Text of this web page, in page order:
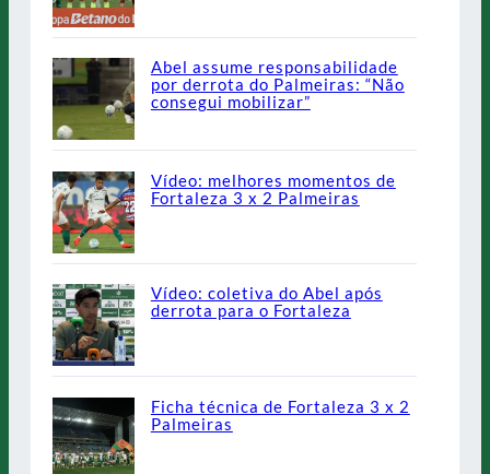
Abel assume responsabilidade
por derrota do Palmeiras: “Não
consegui mobilizar”
Vídeo: melhores momentos de
Fortaleza 3 x 2 Palmeiras
Vídeo: coletiva do Abel após
derrota para o Fortaleza
Ficha técnica de Fortaleza 3 x 2
Palmeiras